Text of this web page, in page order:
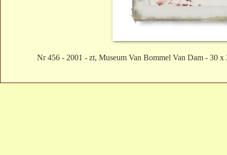
Nr 456 - 2001 - zt, Museum Van Bommel Van Dam - 30